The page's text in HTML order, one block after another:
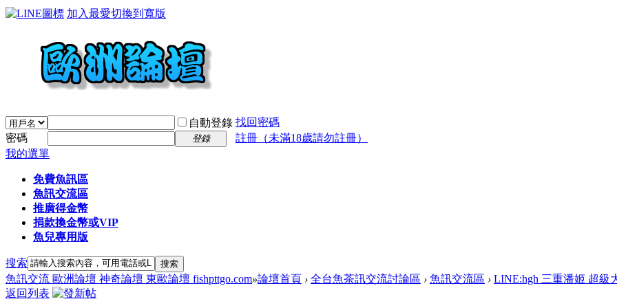
加入最愛切換到寬版
自動登錄 找回密碼
密碼
登錄
註冊（未滿18歲請勿註冊）
我的選單
免費魚訊區
魚訊交流區
推廣得金幣
捐款換金幣或VIP
魚兒專用版
搜索 搜索
魚訊交流 歐洲論壇 神奇論壇 東歐論壇 fishpttgo.com»論壇首頁 › 全台魚茶訊交流討論區 › 魚訊交流區 › LINE:hgh 三重潘姬 超級
返回列表